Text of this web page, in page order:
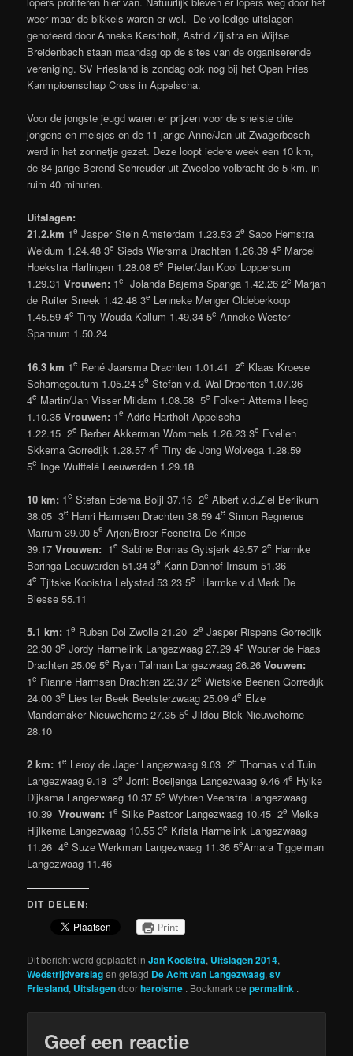
weer maar de bikkels waren er wel. De volledige uitslagen
genoteerd door Anneke Kerstholt, Astrid Zijlstra en Wijtse
Breidenbach staan maandag op de sites van de organiserende
vereniging. SV Friesland is zondag ook nog bij het Open Fries
Kanmpioenschap Cross in Appelscha.
Voor de jongste jeugd waren er prijzen voor de snelste drie
jongens en meisjes en de 11 jarige Anne/Jan uit Zwagerbosch
werd in het zonnetje gezet. Deze loopt iedere week een 10 km,
de 84 jarige Berend Schreuder uit Zweeloo volbracht de 5 km. in
ruim 40 minuten.
Uitslagen:
21.2.km 1e Jasper Stein Amsterdam 1.23.53 2e Saco Hemstra
Weidum 1.24.48 3e Sieds Wiersma Drachten 1.26.39 4e Marcel
Hoekstra Harlingen 1.28.08 5e Pieter/Jan Kooi Loppersum
1.29.31Vrouwen: 1e Jolanda Bajema Spanga 1.42.26 2e Marjan
de Ruiter Sneek 1.42.48 3e Lenneke Menger Oldeberkoop
1.45.59 4e Tiny Wouda Kollum 1.49.34 5e Anneke Wester
Spannum 1.50.24
16.3 km 1e René Jaarsma Drachten 1.01.41 2e Klaas Kroese
Scharnegoutum 1.05.24 3e Stefan v.d. Wal Drachten 1.07.36
4e Martin/Jan Visser Mildam 1.08.58 5e Folkert Attema Heeg
1.10.35Vrouwen: 1e Adrie Hartholt Appelscha
1.22.15 2e Berber Akkerman Wommels 1.26.23 3e Evelien
Skkema Gorredijk 1.28.57 4e Tiny de Jong Wolvega 1.28.59
5e Inge Wulffelé Leeuwarden 1.29.18
10 km: 1e Stefan Edema Boijl 37.16 2e Albert v.d.Ziel Berlikum
38.05 3e Henri Harmsen Drachten 38.59 4e Simon Regnerus
Marrum 39.00 5e Arjen/Broer Feenstra De Knipe
39.17Vrouwen: 1e Sabine Bomas Gytsjerk 49.57 2e Harmke
Boringa Leeuwarden 51.34 3e Karin Danhof Irnsum 51.36
4e Tjitske Kooistra Lelystad 53.23 5e
Harmke v.d.Merk De
Blesse 55.11
5.1 km: 1e Ruben Dol Zwolle 21.20 2e Jasper Rispens Gorredijk
22.30 3e Jordy Harmelink Langezwaag 27.29 4e Wouter de Haas
Drachten 25.09 5e Ryan Talman Langezwaag 26.26Vouwen:
1e Rianne Harmsen Drachten 22.37 2e Wietske Beenen Gorredijk
24.00 3e Lies ter Beek Beetsterzwaag 25.09 4e Elze
Mandemaker Nieuwehorne 27.35 5e Jildou Blok Nieuwehorne
28.10
2 km: 1e Leroy de Jager Langezwaag 9.03 2e Thomas v.d.Tuin
Langezwaag 9.18 3e Jorrit Boeijenga Langezwaag 9.46 4e Hylke
Dijksma Langezwaag 10.37 5e Wybren Veenstra Langezwaag
10.39Vrouwen: 1e Silke Pastoor Langezwaag 10.45 2e Meike
Hijlkema Langezwaag 10.55 3e Krista Harmelink Langezwaag
11.26 4e Suze Werkman Langezwaag 11.36 5eAmara Tiggelman
Langezwaag 11.46
DIT DELEN:
Print
Dit bericht werd geplaatst inJan Kooistra, Uitslagen 2014,
Wedstrijdverslagen getagd De Acht van Langezwaag,sv
Friesland, Uitslagendoorheroisme . Bookmark depermalink .
Geef een reactie